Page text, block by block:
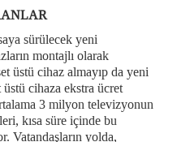
sürülecek yeni
montajlı olarak
üstü cihaz almayıp da yeni
cihaza ekstra ücret
3 milyon televizyonun
kısa süre içinde bu
Vatandaşların yolda,